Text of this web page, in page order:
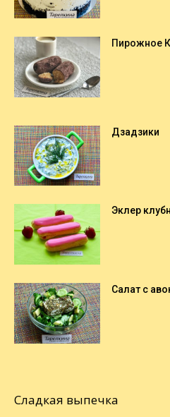
Пирожное
Дзадзики
Эклер
Салат с
Сладкая выпечка